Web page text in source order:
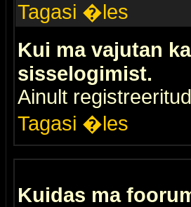
Tagasi �les
Kui ma vajutan
sisselogimist.
Ainult
Tagasi �les
Kuidas ma